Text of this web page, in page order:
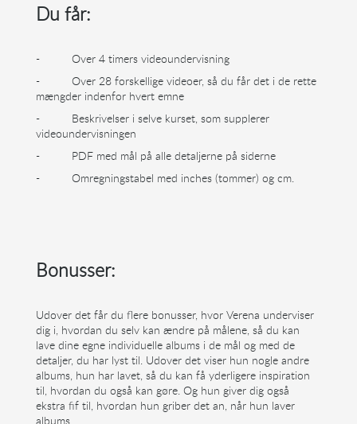
Du får:
-
Over 4 timers videoundervisning
-
Over 28 forskellige videoer, så du får det i de rette
mængder indenfor hvert emne
-
Beskrivelser i selve kurset, som supplerer
videoundervisningen
-
PDF med mål på alle detaljerne på siderne
- Omregningstabel med inches (tommer) og cm.
Bonusser:
Udover det får du flere bonusser, hvor Verena underviser
dig i, hvordan du selv kan ændre på målene, så du kan
lave dine egne individuelle albums i de mål og med de
detaljer, du har lyst til. Udover det viser hun nogle andre
albums, hun har lavet, så du kan få yderligere inspiration
til, hvordan du også kan gøre. Og hun giver dig også
ekstra fif til, hvordan hun griber det an, når hun laver
albums.